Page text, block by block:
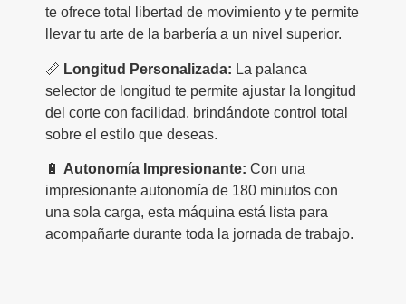
te ofrece total libertad de movimiento y te permite
llevar tu arte de la barbería a un nivel superior.
📏 Longitud Personalizada: La palanca
selector de longitud te permite ajustar la longitud
del corte con facilidad, brindándote control total
sobre el estilo que deseas.
🔋 Autonomía Impresionante: Con una
impresionante autonomía de 180 minutos con
una sola carga, esta máquina está lista para
acompañarte durante toda la jornada de trabajo.